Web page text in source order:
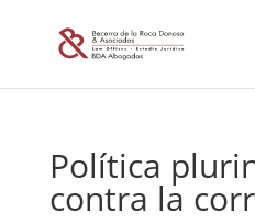
Política
contra la